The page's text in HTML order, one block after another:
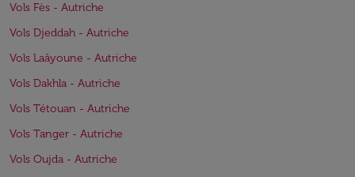
Vols Fès - Autriche
Vols Djeddah - Autriche
Vols Laâyoune - Autriche
Vols Dakhla - Autriche
Vols Tétouan - Autriche
Vols Tanger - Autriche
Vols Oujda - Autriche